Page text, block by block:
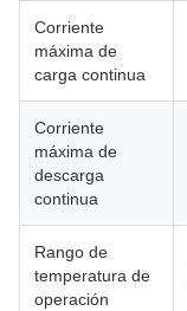
Corriente
máxima de
carga continua
Corriente
máxima de
descarga
continua
Rango de
temperatura de
operación